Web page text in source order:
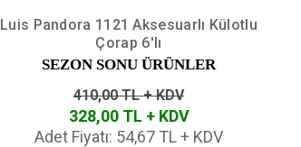
Luis Pandora 1121 Aksesuarlı Külotlu
Çorap 6'lı
SEZON SONU ÜRÜNLER
410,00 TL + KDV
328,00 TL + KDV
Adet Fiyatı: 54,67 TL + KDV